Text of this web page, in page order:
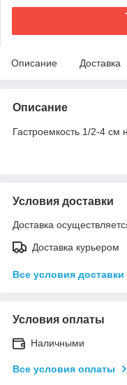
Описание Доставка
Описание
Гастроемкость 1/2-4
Условия доставки
Доставка
Доставка курьером
Все условия доставки
Условия оплаты
Наличными
Все условия оплаты